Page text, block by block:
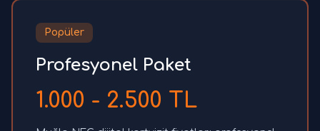
Popüler
Profesyonel Paket
1.000 - 2.500 TL